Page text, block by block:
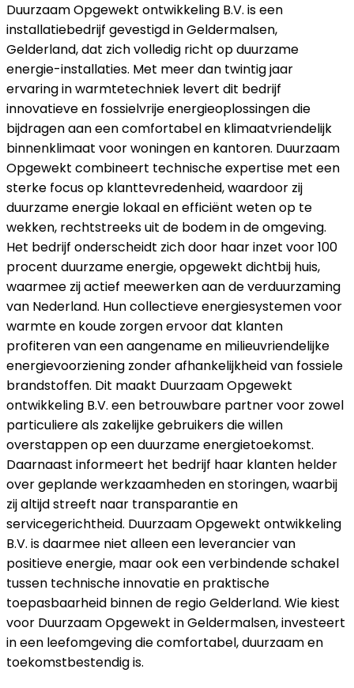
Duurzaam Opgewekt ontwikkeling B.V. is een
installatiebedrijf gevestigd in Geldermalsen,
Gelderland, dat zich volledig richt op duurzame
energie-installaties. Met meer dan twintig jaar
ervaring in warmtetechniek levert dit bedrijf
innovatieve en fossielvrije energieoplossingen die
bijdragen aan een comfortabel en klimaatvriendelijk
binnenklimaat voor woningen en kantoren. Duurzaam
Opgewekt combineert technische expertise met een
sterke focus op klanttevredenheid, waardoor zij
duurzame energie lokaal en efficiënt weten op te
wekken, rechtstreeks uit de bodem in de omgeving.
Het bedrijf onderscheidt zich door haar inzet voor 100
procent duurzame energie, opgewekt dichtbij huis,
waarmee zij actief meewerken aan de verduurzaming
van Nederland. Hun collectieve energiesystemen voor
warmte en koude zorgen ervoor dat klanten
profiteren van een aangename en milieuvriendelijke
energievoorziening zonder afhankelijkheid van fossiele
brandstoffen. Dit maakt Duurzaam Opgewekt
ontwikkeling B.V. een betrouwbare partner voor zowel
particuliere als zakelijke gebruikers die willen
overstappen op een duurzame energietoekomst.
Daarnaast informeert het bedrijf haar klanten helder
over geplande werkzaamheden en storingen, waarbij
zij altijd streeft naar transparantie en
servicegerichtheid. Duurzaam Opgewekt ontwikkeling
B.V. is daarmee niet alleen een leverancier van
positieve energie, maar ook een verbindende schakel
tussen technische innovatie en praktische
toepasbaarheid binnen de regio Gelderland. Wie kiest
voor Duurzaam Opgewekt in Geldermalsen, investeert
in een leefomgeving die comfortabel, duurzaam en
toekomstbestendig is.